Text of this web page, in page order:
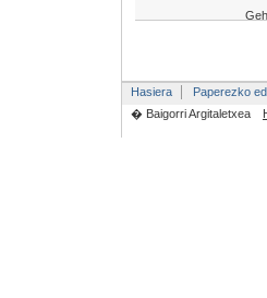
Hasiera Paperezko
� Baigorri Argitaletxea